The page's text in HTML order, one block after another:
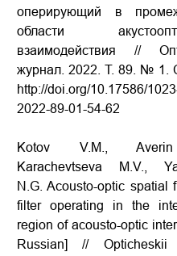
оперирующий в
области
взаимодействия //
журнал. 2022. Т. 89. № 1.
http://doi.org/10.17586/
2022-89-01-54-62
Kotov V.M.,
Karachevtseva M.V.,
N.G. Acousto-optic spatial
filter operating in the
region of acousto-optic
Russian] // Opticheskii